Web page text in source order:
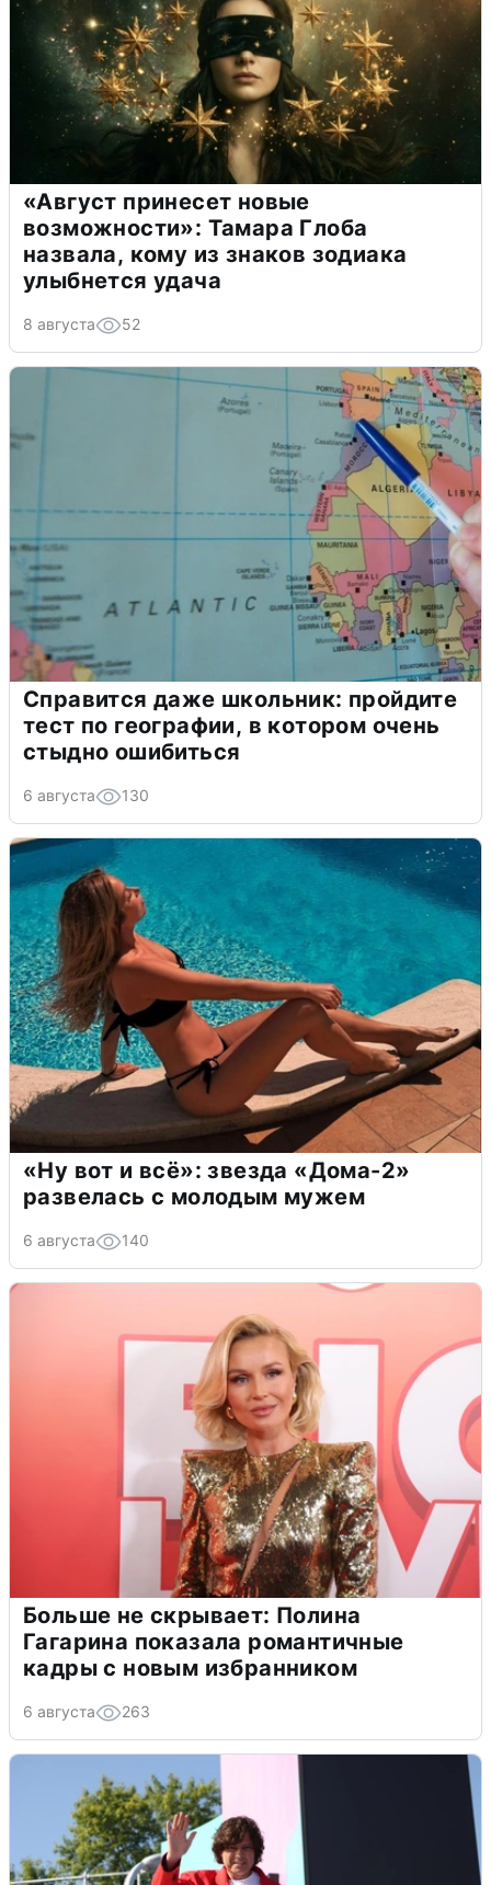
«Август принесет новые
возможности»: Тамара Глоба
назвала, кому из знаков зодиака
улыбнется удача
8 августа 52
Справится даже школьник: пройдите
тест по географии, в котором очень
стыдно ошибиться
6 августа 130
«Ну вот и всё»: звезда «Дома-2»
развелась с молодым мужем
6 августа 140
Больше не скрывает: Полина
Гагарина показала романтичные
кадры с новым избранником
6 августа 263